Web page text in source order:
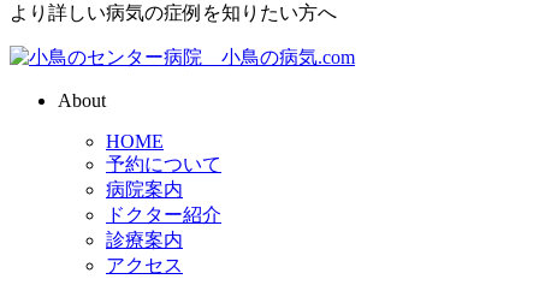
より詳しい病気の症例を知りたい方へ
About
HOME
予約について
病院案内
ドクター紹介
診療案内
アクセス